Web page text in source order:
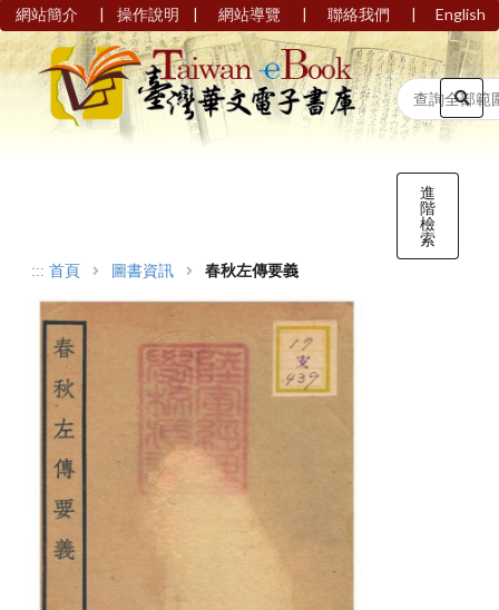
網站簡介 | 操作說明 | 網站導覽 | 聯絡我們 | English
進
階
檢
索
::: 首頁 圖書資訊 春秋左傳要義